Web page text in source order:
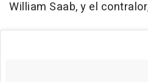
William Saab, y el